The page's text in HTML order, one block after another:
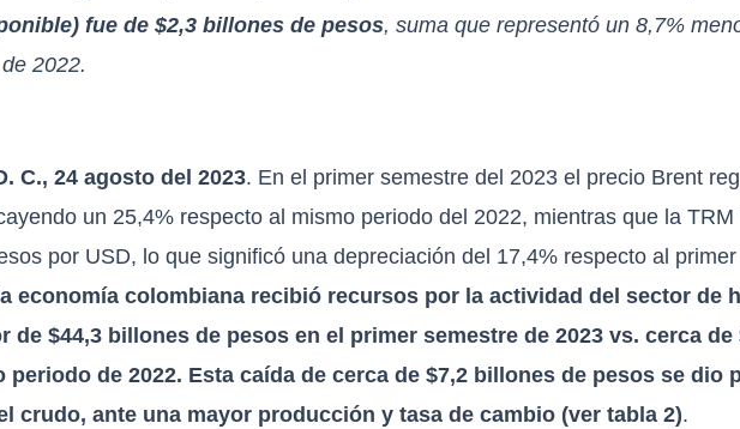
fue de $2,3 billones de pesos, suma que representó un 8,7%
2022.
C., 24 agosto del 2023. En el primer semestre del 2023 el precio Brent
un 25,4% respecto al mismo periodo del 2022, mientras que la
por USD, lo que significó una depreciación del 17,4% respecto al
economía colombiana recibió recursos por la actividad del sector de
de $44,3 billones de pesos en el primer semestre de 2023 vs. cerca
periodo de 2022. Esta caída de cerca de $7,2 billones de pesos se dio
crudo, ante una mayor producción y tasa de cambio (ver tabla 2).